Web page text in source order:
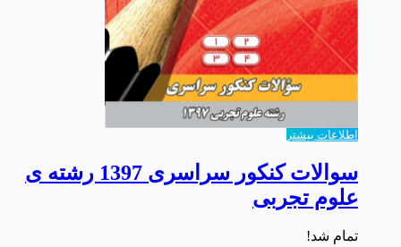
اطلاعات بیشتر
سوالات کنکور سراسری 1397 رشته ی
علوم تجربی
تمام شد!